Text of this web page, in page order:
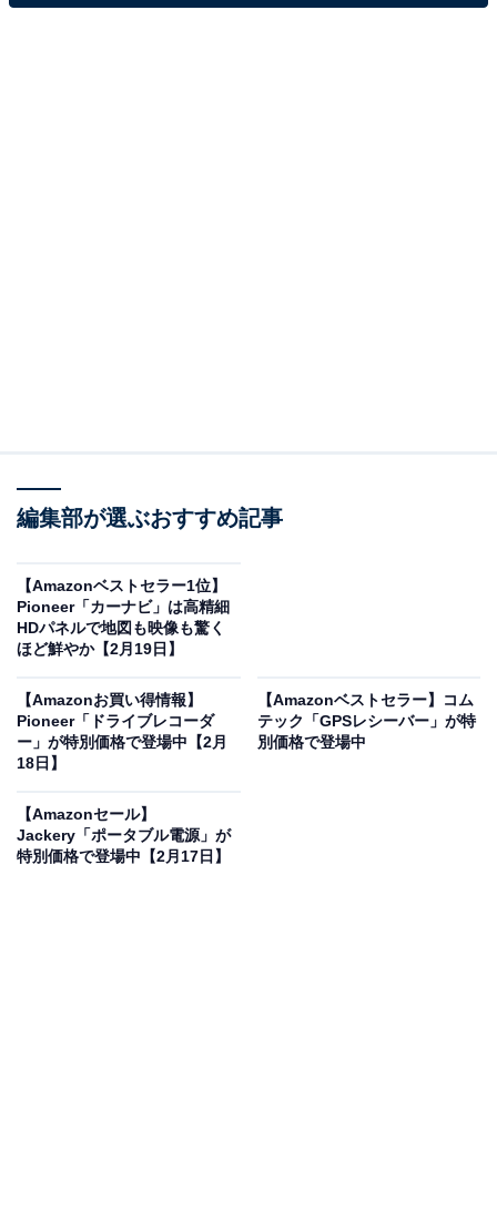
の変更、売り切れの場合もあります。
いもの部
Amazonのセール商品から売れ筋ランキングまで、毎日のお買いも
のがもっと楽しく、もっとお得になる情報をお届け。編集部員によ
※本記事で紹介している商品の購入やサービスの利用により、売上の一部が
オールアバウトに還元されることがあります。
Pioneerの「TS-F1650」は足元からもクリアな音
を提供
編集部が選ぶおすすめ記事
【Amazonベストセラー1位】
Pioneer「カーナビ」は高精細
HDパネルで地図も映像も驚く
ほど鮮やか【2月19日】
【Amazonお買い得情報】
Pioneer「ドライブレコーダ
ー」が特別価格で登場中【2月
18日】
【Amazonベストセラー】コム
テック「GPSレシーバー」が特
別価格で登場中
【Amazonセール】
Jackery「ポータブル電源」が
特別価格で登場中【2月17日】